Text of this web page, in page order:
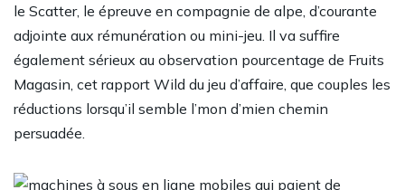
le Scatter, le épreuve en compagnie de alpe, d’courante
adjointe aux rémunération ou mini-jeu. Il va suffire
également sérieux au observation pourcentage de Fruits
Magasin, cet rapport Wild du jeu d’affaire, que couples les
réductions lorsqu’il semble l’mon d’mien chemin
persuadée.